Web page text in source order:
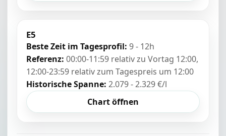
E5
Beste Zeit im Tagesprofil: 9 - 12h
Referenz: 00:00-11:59 relativ zu Vortag 12:00,
12:00-23:59 relativ zum Tagespreis um 12:00
Historische Spanne: 2.079 - 2.329 €/l
Chart öffnen